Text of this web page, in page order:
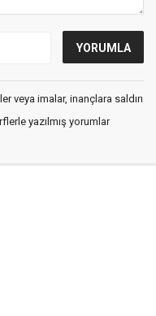
veya imalar, inançlara saldırı
yazılmış yorumlar